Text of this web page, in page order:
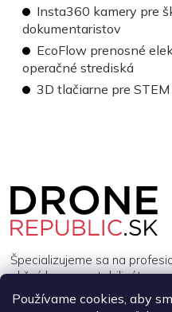
Používame cookies, aby
Insta360 kamery pre
dokumentaristov
EcoFlow prenosné
operačné strediská
3D tlačiarne pre
e
Špecializujeme sa na
akčné kamery, stabilizátory